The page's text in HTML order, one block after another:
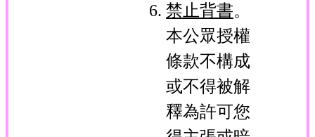
禁止背書。
本公眾授權
條款不構成
或不得被解
釋為許可您